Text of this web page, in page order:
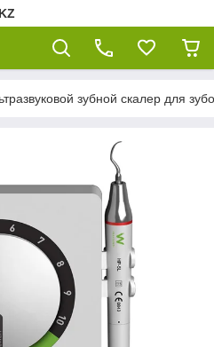
зубной скалер для